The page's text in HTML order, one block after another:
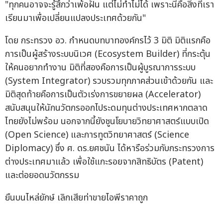
"ทุกคนอาจจะรู้สึกว่าเพ้อฝัน แต่ไม่ทำไม่ได้ เพราะนี่คือสิ่งที่เรา
เรียนมาเพื่อเปลี่ยนแปลงประเทศด้วยกัน"
โดย กระทรวง อว. กำหนดบทบาทองค์กรไว้ 3 มิติ มิติแรกคือ
การเป็นผู้สร้างระบบนิเวศ (Ecosystem Builder) ที่กระตุ้น
ให้คนอยากทำงาน มิติที่สองคือการเป็นผู้บูรณาการระบบ
(System Integrator) รวบรวมทุกภาคส่วนเข้าด้วยกัน และ
มิติสุดท้ายคือการเป็นตัวเร่งการขยายผล (Accelerator)
สนับสนุนให้นักนวัตกรออกไประดมทุนต่างประเทศหากตลาด
ไทยยังไม่พร้อม นอกจากนี้ยังชูนโยบายวิทยาศาสตร์แบบเปิด
(Open Science) และการทูตวิทยาศาสตร์ (Science
Diplomacy) ซึ่ง ศ. ดร.ยศชนัน ได้หารือร่วมกับกระทรวงการ
ต่างประเทศมาแล้ว เพื่อใช้แกะรอยจากสิทธิบัตร (Patent)
และต่อยอดนวัตกรรม
ยืนบนไหล่ยักษ์ เลิกเสียท่าขายไอพีราคาถูก